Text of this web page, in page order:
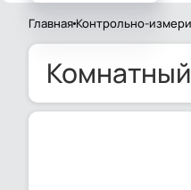
Главная Контрольно-